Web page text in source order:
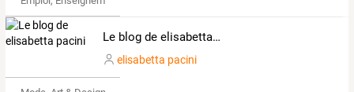
Le blog de elisabetta pacini
elisabetta pacini